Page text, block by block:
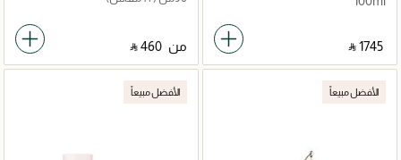
‎ ⃁ ⁦1745⁩ ‎ من ‎ ⃁ ⁦460⁩ ‎
الأفضل مبيعاً الأفضل مبيعاً